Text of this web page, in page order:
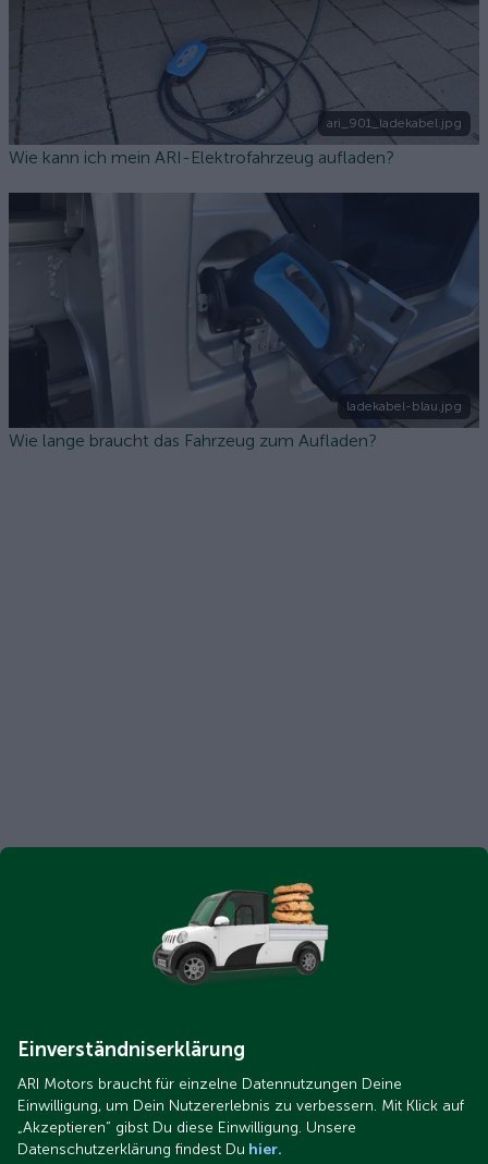
ari_901_ladekabel.jpg
Wie kann ich mein ARI-Elektrofahrzeug aufladen?
ladekabel-blau.jpg
Wie lange braucht das Fahrzeug zum Aufladen?
Einverständniserklärung
ARI Motors braucht für einzelne Datennutzungen Deine
Einwilligung, um Dein Nutzererlebnis zu verbessern. Mit Klick auf
„Akzeptieren“ gibst Du diese Einwilligung. Unsere
Datenschutzerklärung findest Du hier.